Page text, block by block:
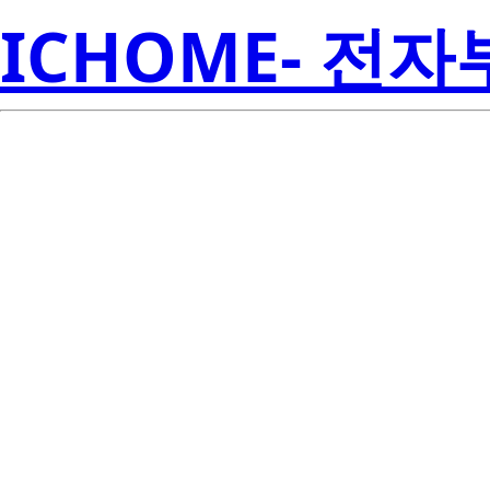
ICHOME- 전자